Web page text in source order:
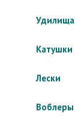
Удилища
Катушки
Лески
Воблеры